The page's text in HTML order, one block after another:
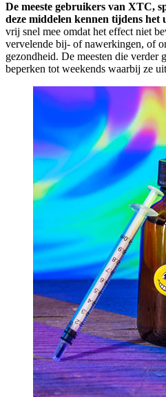
De meeste gebruikers van XTC,
deze middelen kennen tijdens het
vrij snel mee omdat het effect niet
vervelende bij- of nawerkingen, of
gezondheid. De meesten die verder
beperken tot weekends waarbij ze